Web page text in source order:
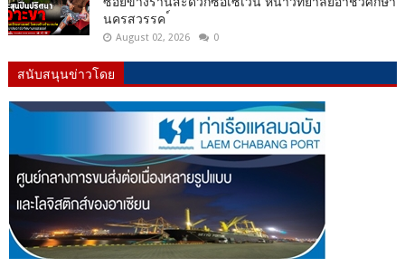
นครสวรรค ์
August 02, 2026 0
สนับสนุนข่าวโดย